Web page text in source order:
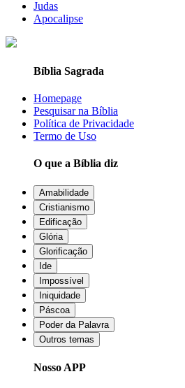
Judas
Apocalipse
Bíblia Sagrada
Homepage
Pesquisar na Bíblia
Política de Privacidade
Termo de Uso
O que a Bíblia diz
Amabilidade
Cristianismo
Edificação
Glória
Glorificação
Ide
Impossível
Iniquidade
Páscoa
Poder da Palavra
Outros temas
Nosso APP